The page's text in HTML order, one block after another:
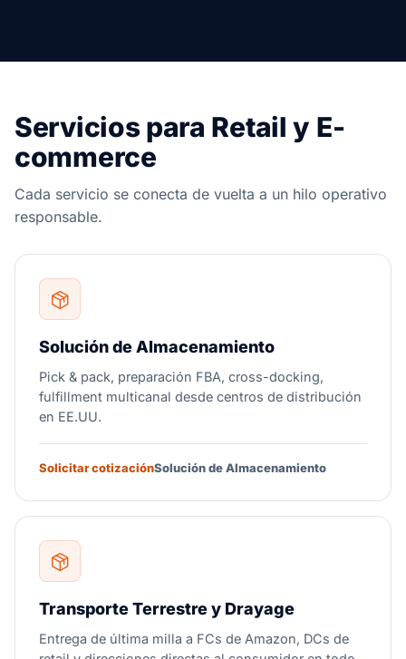
Servicios para Retail y E-
commerce
Cada servicio se conecta de vuelta a un hilo operativo
responsable.
Solución de Almacenamiento
Pick & pack, preparación FBA, cross-docking,
fulfillment multicanal desde centros de distribución
en EE.UU.
Solicitar cotizaciónSolución de Almacenamiento
Transporte Terrestre y Drayage
Entrega de última milla a FCs de Amazon, DCs de